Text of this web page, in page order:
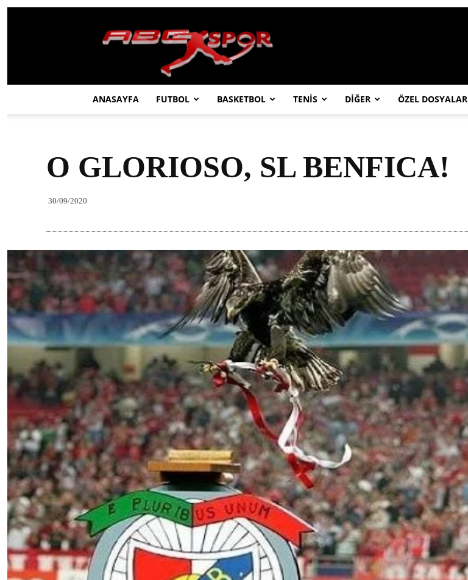
ABC
SPOR
ANASAYFA FUTBOL BASKETBOL TENİS DİĞER ÖZEL DOSYALAR
O GLORIOSO, SL BENFICA!
30/09/2020